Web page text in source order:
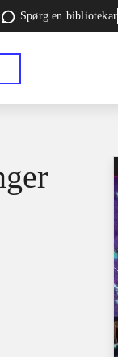
Spørg en bibliotekar